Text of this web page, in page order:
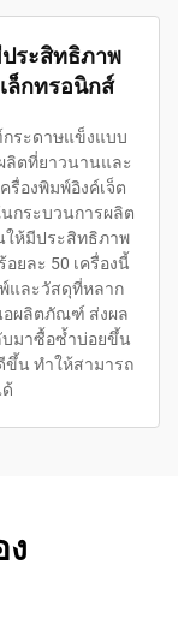
ระสิทธิภาพ
ล็กทรอนิกส์
ระดาษแข็งแบบ
ลิตที่ยาวนานและ
รื่องพิมพ์อิงค์เจ็ต
กระบวนการผลิต
ให้มีประสิทธิภาพ
ยละ 50 เครื่องนี้
และวัสดุที่หลาก
อผลิตภัณฑ์ ส่งผล
บมาซื้อซ้ำบ่อยขึ้น
ขึ้น ทำให้สามารถ